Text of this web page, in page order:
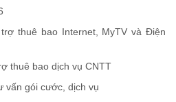
thuê bao Internet, MyTV và Điện
thuê bao dịch vụ CNTT
vấn gói cước, dịch vụ